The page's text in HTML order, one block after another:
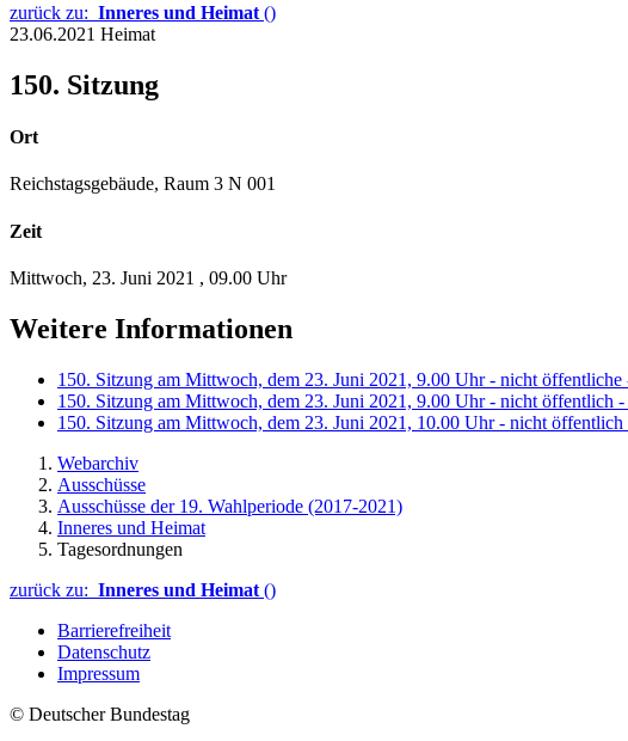
zurück zu: Inneres und Heimat ()
23.06.2021 Heimat
150. Sitzung
Ort
Reichstagsgebäude, Raum 3 N 001
Zeit
Mittwoch, 23. Juni 2021 , 09.00 Uhr
Weitere Informationen
150. Sitzung am Mittwoch, dem 23. Juni 2021, 9.00 Uhr - nicht öffentliche
150. Sitzung am Mittwoch, dem 23. Juni 2021, 9.00 Uhr - nicht öffentlich -
150. Sitzung am Mittwoch, dem 23. Juni 2021, 10.00 Uhr - nicht öffentlich
Webarchiv
Ausschüsse
Ausschüsse der 19. Wahlperiode (2017-2021)
Inneres und Heimat
Tagesordnungen
zurück zu: Inneres und Heimat ()
Barrierefreiheit
Datenschutz
Impressum
© Deutscher Bundestag